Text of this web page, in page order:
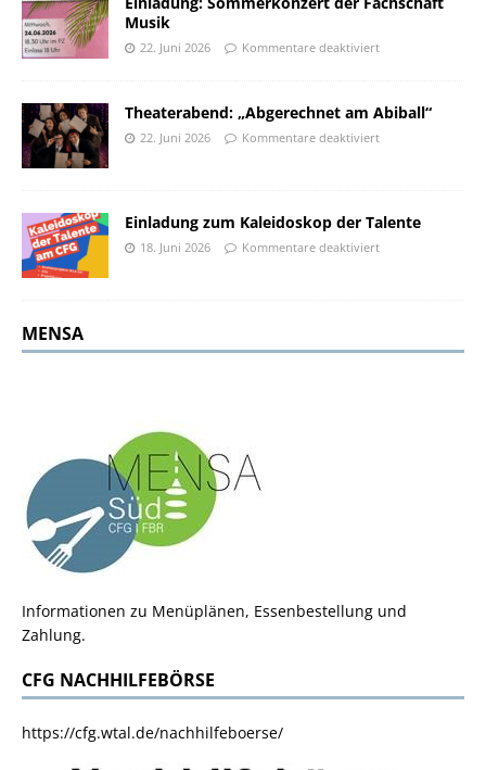
Musik
22. Juni 2026 Kommentare deaktiviert
Theaterabend: „Abgerechnet am Abiball“
22. Juni 2026 Kommentare deaktiviert
Einladung zum Kaleidoskop der Talente
18. Juni 2026 Kommentare deaktiviert
MENSA
Informationen zu Menüplänen, Essenbestellung und
Zahlung.
CFG NACHHILFEBÖRSE
https://cfg.wtal.de/nachhilfeboerse/